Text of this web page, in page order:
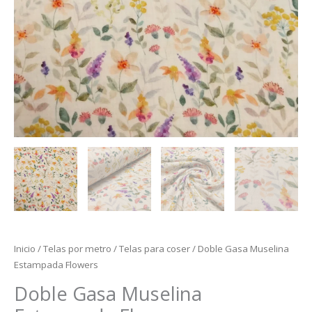
Inicio /Telas por metro /Telas para coser/ Doble Gasa Muselina
Estampada Flowers
Doble Gasa Muselina